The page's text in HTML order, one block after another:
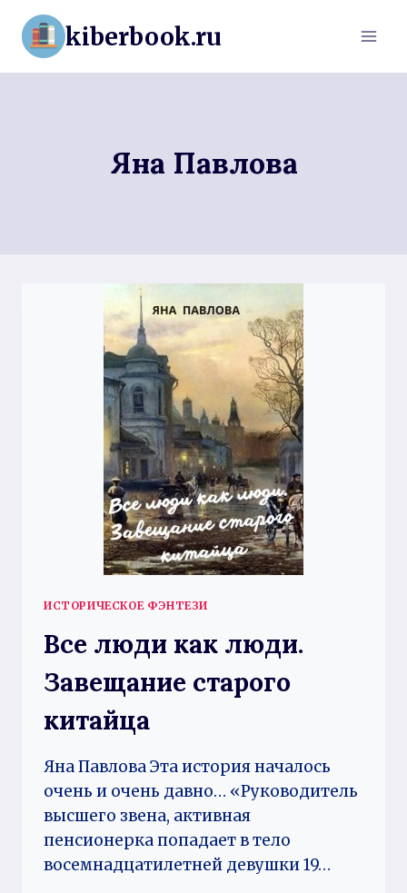
Перейти
содержимому
kiberbook.ru
Яна Павлова
ИСТОРИЧЕСКОЕ ФЭНТЕЗИ
Все люди как люди.
Завещание старого
китайца
Яна Павлова Эта история началось
очень и очень давно… «Руководитель
высшего звена, активная
пенсионерка попадает в тело
восемнадцатилетней девушки 19…